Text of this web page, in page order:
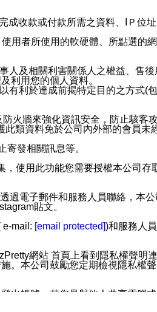
收款或付款所需之資料、IＰ位
用者所使用的軟硬體、所點選的
人及相關利害關係人之權益、售
利用您的個人資料。
利於達成前揭特定目的之方式(
火牆來強化資訊安全，防止駭客
類資料免於公司內外部的會員未
發相關訊息等。
使用此功能您需要授權本公司存
過電子郵件和服務人員聯絡，本
貼文。
e-mail: [email protected])和服務人
網站 首頁上看到隱私權聲明
。本公司鼓勵您定期檢視隱私權
出帳號。若您是與他人共享電腦